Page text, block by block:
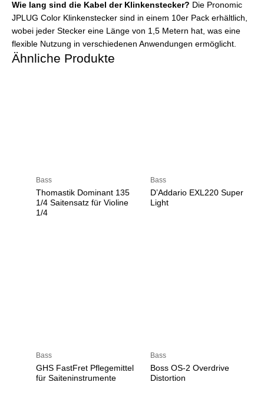
Wie lang sind die Kabel der Klinkenstecker? Die Pronomic
JPLUG Color Klinkenstecker sind in einem 10er Pack erhältlich,
wobei jeder Stecker eine Länge von 1,5 Metern hat, was eine
flexible Nutzung in verschiedenen Anwendungen ermöglicht.
Ähnliche Produkte
Bass
Thomastik Dominant 135
1/4 Saitensatz für Violine
1/4
Bass
D’Addario EXL220 Super
Light
Bass
GHS FastFret Pflegemittel
für Saiteninstrumente
Bass
Boss OS-2 Overdrive
Distortion